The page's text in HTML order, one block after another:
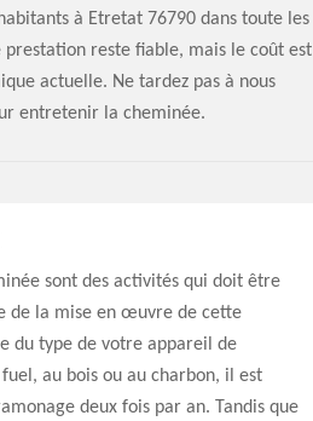
à Etretat 76790 dans toute les
reste fiable, mais le coût est
actuelle. Ne tardez pas à nous
entretenir la cheminée.
sont des activités qui doit être
de la mise en œuvre de cette
du type de votre appareil de
au bois ou au charbon, il est
deux fois par an. Tandis que